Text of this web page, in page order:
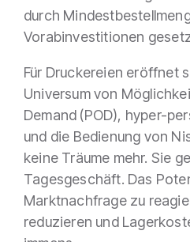
durch
Vorabinvestitionen
Für Druckereien eröffnet
Universum von
Demand (POD), hyper-
und die Bedienung von
keine Träume mehr. Sie
Tagesgeschäft. Das
Marktnachfrage zu
reduzieren und